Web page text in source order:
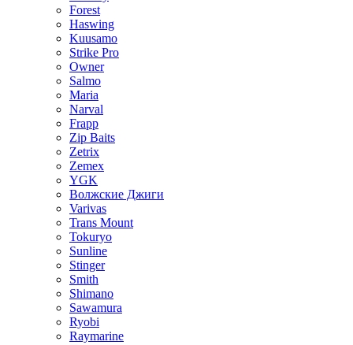
Forest
Haswing
Kuusamo
Strike Pro
Owner
Salmo
Maria
Narval
Frapp
Zip Baits
Zetrix
Zemex
YGK
Волжские Джиги
Varivas
Trans Mount
Tokuryo
Sunline
Stinger
Smith
Shimano
Sawamura
Ryobi
Raymarine